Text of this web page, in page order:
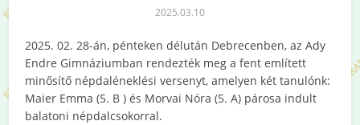
2025.03.10
2025. 02. 28-án, pénteken délután Debrecenben, az Ady
Endre Gimnáziumban rendezték meg a fent említett
minősítő népdaléneklési versenyt, amelyen két tanulónk:
Maier Emma (5. B ) és Morvai Nóra (5. A) párosa indult
balatoni népdalcsokorral.